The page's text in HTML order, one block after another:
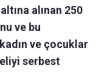
alınan 250
ve bu
ve çocuklar
serbest